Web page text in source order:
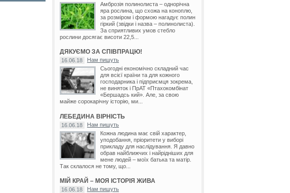
Амброзія полинолиста – однорічна
яра рослина, що схожа на коноплю,
за розміром і формою нагадує полин
гіркий (звідки і назва – полинолиста).
За сприятливих умов стебло
рослини досягає висоти 22,5...
ДЯКУЄМО ЗА СПІВПРАЦЮ!
16.06.18
Нам пишуть
Сьогодні економічно складний час
для всієї країни та для кожного
господарника і підприємця зокрема,
не виняток і ПрАТ «Птахокомбінат
«Бершадсь кий». Але, за свою
майже сорокарічну історію, ми...
ЛЕБЕДИНА ВІРНІСТЬ
16.06.18
Нам пишуть
Кожна людина має свій характер,
уподобання, пріоритети у виборі
прикладу для наслідування. Я давно
обрав найближчих і найрідніших для
мене людей – моїх батька та матір.
Так склалося не тому, що...
МІЙ КРАЙ – МОЯ ІСТОРІЯ ЖИВА
16.06.18 Нам пишуть